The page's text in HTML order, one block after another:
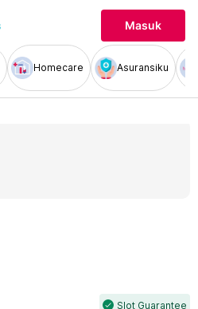
Masuk
Homecare Asuransiku
check Slot Guarantee